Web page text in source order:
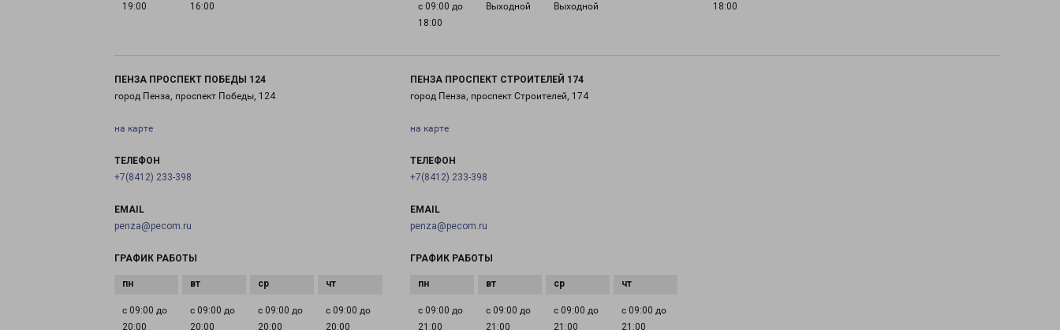
19:00
16:00
с 09:00 до
18:00
Выходной Выходной
18:00
ПЕНЗА ПРОСПЕКТ ПОБЕДЫ 124
город Пенза, проспект Победы, 124
на карте
ТЕЛЕФОН
+7(8412) 233-398
EMAIL
penza@pecom.ru
ГРАФИК РАБОТЫ
с 09:00 до
20:00
с 09:00 до
20:00
с 09:00 до
20:00
с 09:00 до
20:00
ПЕНЗА ПРОСПЕКТ СТРОИТЕЛЕЙ 174
город Пенза, проспект Строителей, 174
на карте
ТЕЛЕФОН
+7(8412) 233-398
EMAIL
penza@pecom.ru
ГРАФИК РАБОТЫ
с 09:00 до
21:00
с 09:00 до
21:00
с 09:00 до
21:00
с 09:00 до
21:00